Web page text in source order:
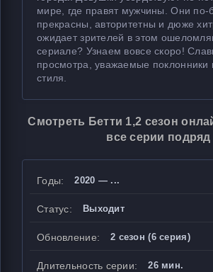
мире, где правят мужчины. Они
прекрасны, авторитетны и дюже
ожидает зрителей в этом
сериале? Узнаем вовсе скоро!
просмотра, уважаемые поклонники
стиля.
Смотреть Бетти 1,2 сезон
все серии подряд
Годы: 2020 — ...
Статус: Выходит
Обновление: 2 сезон (6 серия)
Длительность серии: 26 мин.